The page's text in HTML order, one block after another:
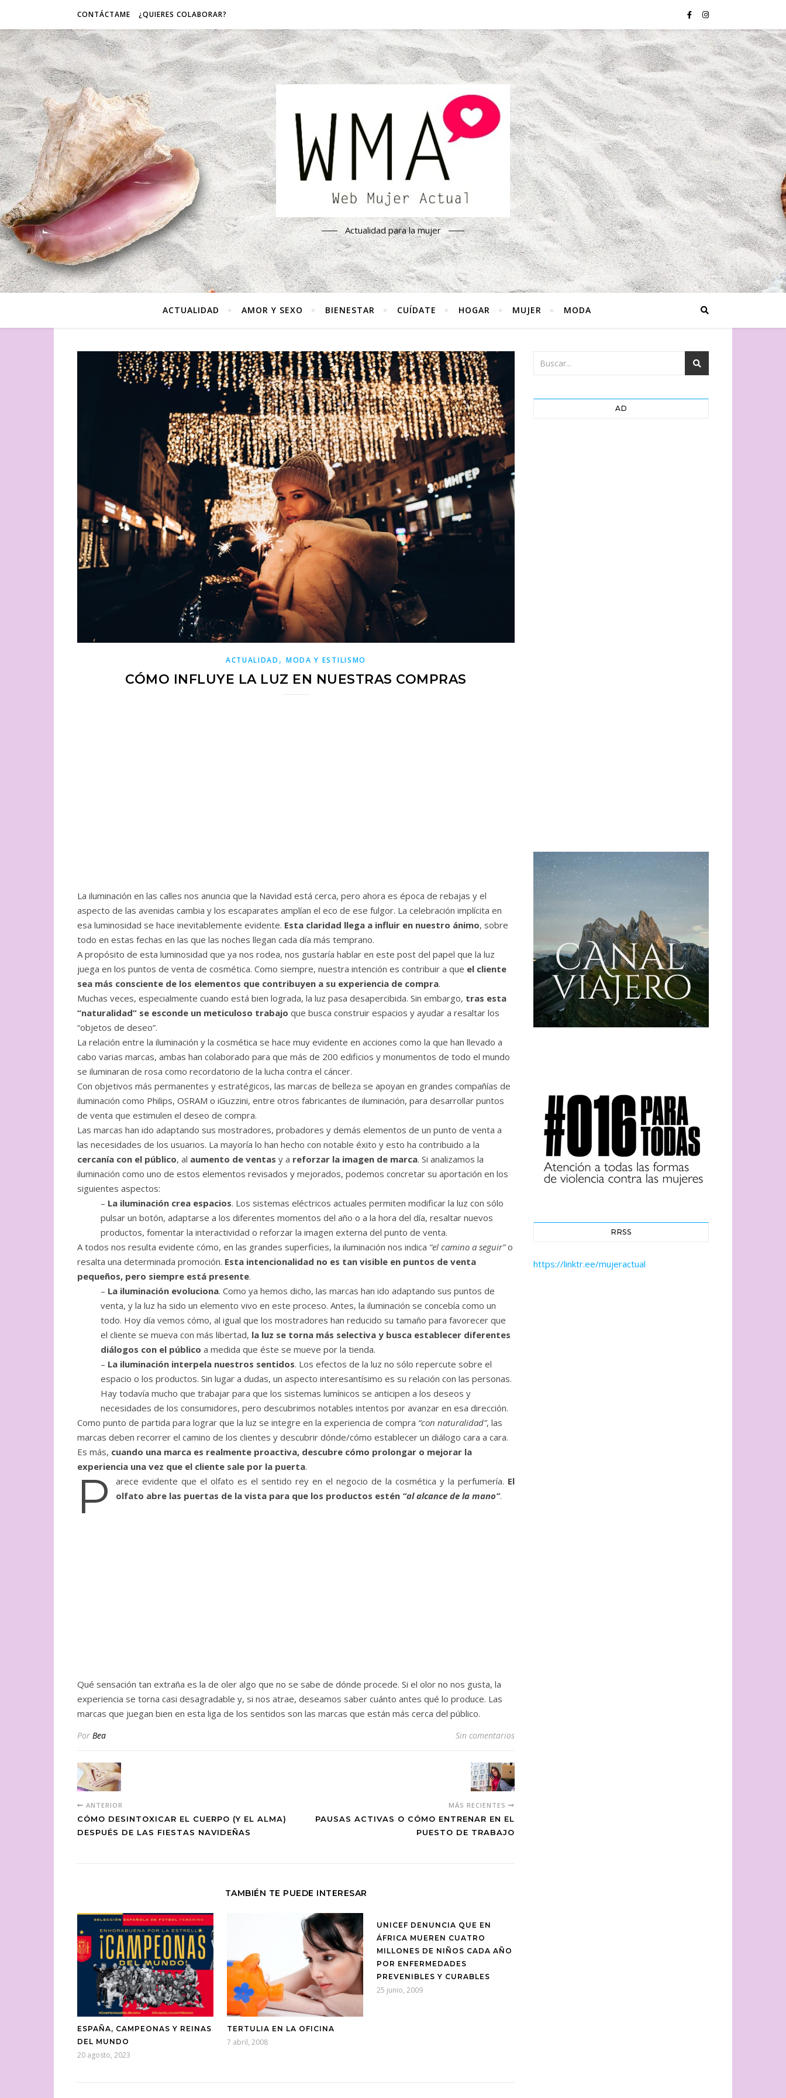
CONTÁCTAME ¿QUIERES COLABORAR?
Actualidad para la mujer
ACTUALIDAD AMOR Y SEXO BIENESTAR CUÍDATE HOGAR MUJER MODA
ACTUALIDAD , MODA Y ESTILISMO
CÓMO INFLUYE LA LUZ EN NUESTRAS COMPRAS
La iluminación en las calles nos anuncia que la Navidad está cerca, pero ahora es época de rebajas y el
aspecto de las avenidas cambia y los escaparates amplían el eco de ese fulgor. La celebración implícita en
esa luminosidad se hace inevitablemente evidente. Esta claridad llega a influir en nuestro ánimo, sobre
todo en estas fechas en las que las noches llegan cada día más temprano.
A propósito de esta luminosidad que ya nos rodea, nos gustaría hablar en este post del papel que la luz
juega en los puntos de venta de cosmética. Como siempre, nuestra intención es contribuir a que el cliente
sea más consciente de los elementos que contribuyen a su experiencia de compra.
Muchas veces, especialmente cuando está bien lograda, la luz pasa desapercibida. Sin embargo, tras esta
“naturalidad” se esconde un meticuloso trabajo que busca construir espacios y ayudar a resaltar los
“objetos de deseo”.
La relación entre la iluminación y la cosmética se hace muy evidente en acciones como la que han llevado a
cabo varias marcas, ambas han colaborado para que más de 200 edificios y monumentos de todo el mundo
se iluminaran de rosa como recordatorio de la lucha contra el cáncer.
Con objetivos más permanentes y estratégicos, las marcas de belleza se apoyan en grandes compañías de
iluminación como Philips, OSRAM o iGuzzini, entre otros fabricantes de iluminación, para desarrollar puntos
de venta que estimulen el deseo de compra.
Las marcas han ido adaptando sus mostradores, probadores y demás elementos de un punto de venta a
las necesidades de los usuarios. La mayoría lo han hecho con notable éxito y esto ha contribuido a la
cercanía con el público, al aumento de ventas y a reforzar la imagen de marca. Si analizamos la
iluminación como uno de estos elementos revisados y mejorados, podemos concretar su aportación en los
siguientes aspectos:
– La iluminación crea espacios. Los sistemas eléctricos actuales permiten modificar la luz con sólo
pulsar un botón, adaptarse a los diferentes momentos del año o a la hora del día, resaltar nuevos
productos, fomentar la interactividad o reforzar la imagen externa del punto de venta.
A todos nos resulta evidente cómo, en las grandes superficies, la iluminación nos indica “el camino a seguir”o
resalta una determinada promoción. Esta intencionalidad no es tan visible en puntos de venta
pequeños, pero siempre está presente.
– La iluminación evoluciona. Como ya hemos dicho, las marcas han ido adaptando sus puntos de
venta, y la luz ha sido un elemento vivo en este proceso. Antes, la iluminación se concebía como un
todo. Hoy día vemos cómo, al igual que los mostradores han reducido su tamaño para favorecer que
el cliente se mueva con más libertad, la luz se torna más selectiva y busca establecer diferentes
diálogos con el público a medida que éste se mueve por la tienda.
– La iluminación interpela nuestros sentidos. Los efectos de la luz no sólo repercute sobre el
espacio o los productos. Sin lugar a dudas, un aspecto interesantísimo es su relación con las personas.
Hay todavía mucho que trabajar para que los sistemas lumínicos se anticipen a los deseos y
necesidades de los consumidores, pero descubrimos notables intentos por avanzar en esa dirección.
Como punto de partida para lograr que la luz se integre en la experiencia de compra “con naturalidad”, las
marcas deben recorrer el camino de los clientes y descubrir dónde/cómo establecer un diálogo cara a cara.
Es más, cuando una marca es realmente proactiva, descubre cómo prolongar o mejorar la
experiencia una vez que el cliente sale por la puerta.
P arece evidente que el olfato es el sentido rey en el negocio de la cosmética y la perfumería. El
olfato abre las puertas de la vista para que los productos estén “al alcance de la mano”.
Qué sensación tan extraña es la de oler algo que no se sabe de dónde procede. Si el olor no nos gusta, la
experiencia se torna casi desagradable y, si nos atrae, deseamos saber cuánto antes qué lo produce. Las
marcas que juegan bien en esta liga de los sentidos son las marcas que están más cerca del público.
Por Bea Sin comentarios
ANTERIOR
CÓMO DESINTOXICAR EL CUERPO (Y EL ALMA)
DESPUÉS DE LAS FIESTAS NAVIDEÑAS
MÁS RECIENTES
PAUSAS ACTIVAS O CÓMO ENTRENAR EN EL
PUESTO DE TRABAJO
TAMBIÉN TE PUEDE INTERESAR
ESPAÑA, CAMPEONAS Y REINAS
DEL MUNDO
20 agosto, 2023
TERTULIA EN LA OFICINA
7 abril, 2008
UNICEF DENUNCIA QUE EN
ÁFRICA MUEREN CUATRO
MILLONES DE NIÑOS CADA AÑO
POR ENFERMEDADES
PREVENIBLES Y CURABLES
25 junio, 2009
AD
RRSS
https://linktr.ee/mujeractual